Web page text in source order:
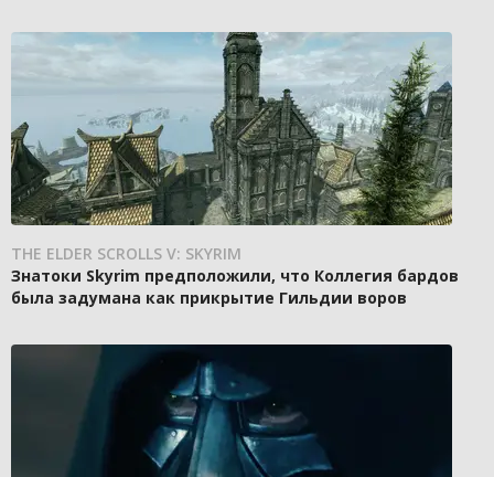
THE ELDER SCROLLS V: SKYRIM
Знатоки Skyrim предположили, что Коллегия бардов
была задумана как прикрытие Гильдии воров